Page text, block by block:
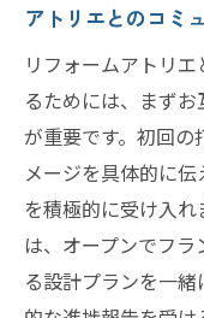
アトリエとのコミ
リフォームアトリ
るためには、まず
が重要です。初回の
メージを具体的に
を積極的に受け入
は、オープンでフ
る設計プランを一